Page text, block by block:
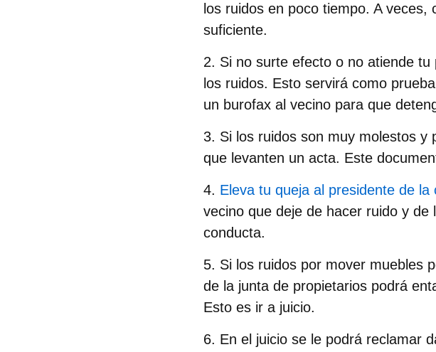
los ruidos en poco tiempo. A
suficiente.
Si no surte efecto o no atiende
los ruidos. Esto servirá como
un burofax al vecino para que
Si los ruidos son muy molestos y
que levanten un acta. Este
Eleva tu queja al presidente de la
vecino que deje de hacer ruido y de
conducta.
Si los ruidos por mover muebles
de la junta de propietarios podrá
Esto es ir a juicio.
En el juicio se le podrá reclamar